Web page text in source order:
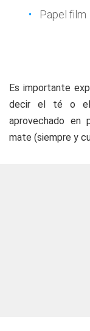
Papel film
Es importante
decir el té o el
aprovechado en
mate (siempre y